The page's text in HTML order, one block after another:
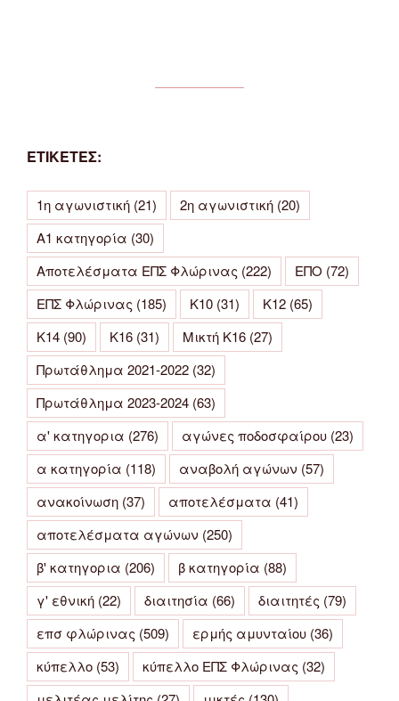
ΕΤΙΚΕΤΕΣ:
1η αγωνιστική (21) 2η αγωνιστική (20)
Α1 κατηγορία (30)
Αποτελέσματα ΕΠΣ Φλώρινας (222) ΕΠΟ (72)
ΕΠΣ Φλώρινας (185) Κ10 (31) Κ12 (65)
Κ14 (90) Κ16 (31) Μικτή Κ16 (27)
Πρωτάθλημα 2021-2022 (32)
Πρωτάθλημα 2023-2024 (63)
α' κατηγορια (276) αγώνες ποδοσφαίρου (23)
α κατηγορία (118) αναβολή αγώνων (57)
ανακοίνωση (37) αποτελέσματα (41)
αποτελέσματα αγώνων (250)
β' κατηγορια (206) β κατηγορία (88)
γ' εθνική (22) διαιτησία (66) διαιτητές (79)
επσ φλώρινας (509) ερμής αμυνταίου (36)
κύπελλο (53) κύπελλο ΕΠΣ Φλώρινας (32)